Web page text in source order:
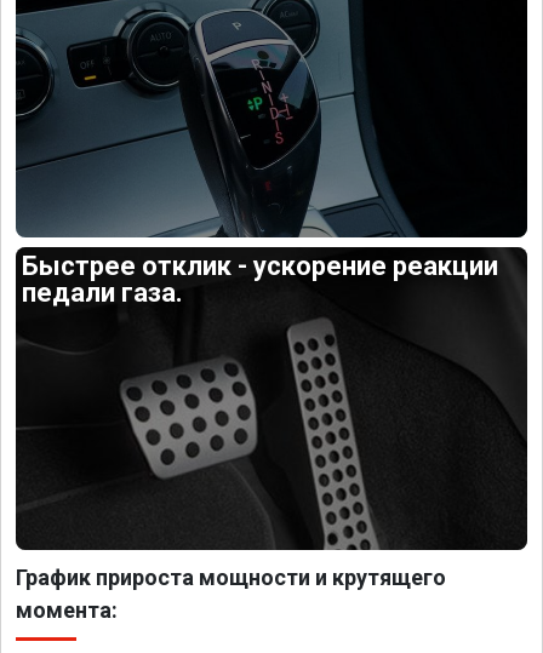
Быстрее отклик - ускорение реакции
педали газа.
График прироста мощности и крутящего
момента: